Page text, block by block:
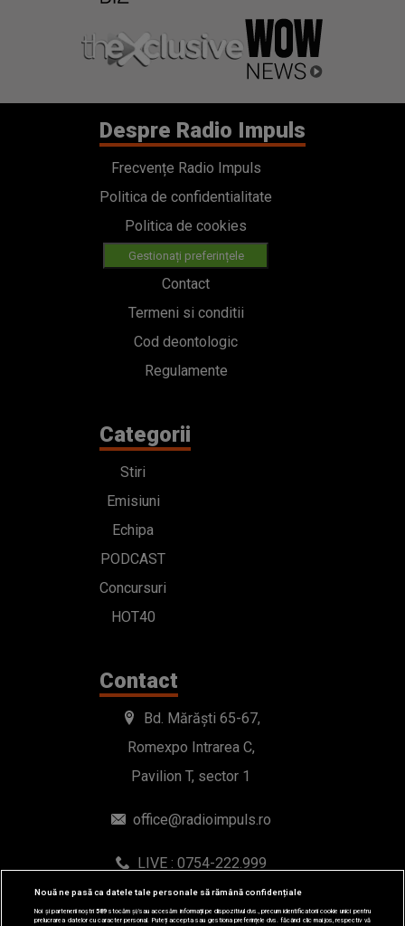
Despre Radio Impuls
Frecvențe Radio Impuls
Politica de confidentialitate
Politica de cookies
Gestionați preferințele
Contact
Termeni si conditii
Cod deontologic
Regulamente
Categorii
Stiri
Emisiuni
Echipa
PODCAST
Concursuri
HOT40
Contact
Bd. Mărăști 65-67,
Romexpo Intrarea C,
Pavilion T, sector 1
office@radioimpuls.ro
LIVE : 0754-222.999
WhatsApp: 0754-222.999
Nouă ne pasă ca datele tale personale să rămână confidențiale
Noi și partenerii noștri589stocăm și/sau accesăm informații pe dispozitivul dvs., precum identificatorii cookie unici pentru
prelucrarea datelor cu caracter personal. Puteți accepta sau gestiona preferințele dvs. făcând clic mai jos, respectiv vă